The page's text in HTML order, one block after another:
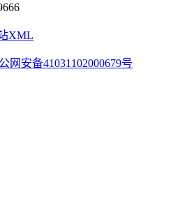
XML
网安备41031102000679号